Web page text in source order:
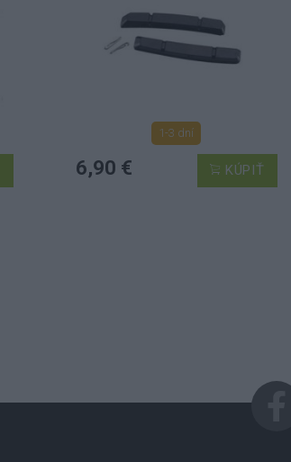
1-3 dní
6,90 € KÚPIŤ